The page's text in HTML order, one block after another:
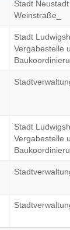
Stadt
Weinstraße_
Stadt
Vergabestelle
Stadt
Vergabestelle